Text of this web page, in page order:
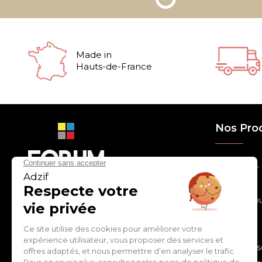
Made in
Hauts-de-France
contact@adzif.biz
ZI de Cantimpré Avenue de
l'Europe CS60014
Nos
> Relooker
> Habiller
>
>